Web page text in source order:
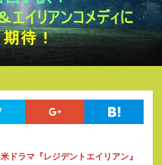
米ドラマ『レジデントエイリアン』